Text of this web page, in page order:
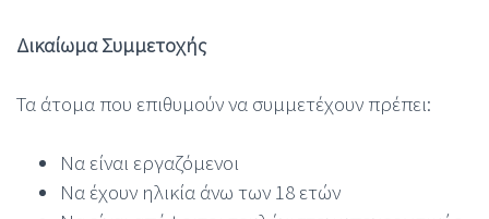
Δικαίωμα Συμμετοχής
Τα άτομα που επιθυμούν να συμμετέχουν πρέπει:
Να είναι εργαζόμενοι
Να έχουν ηλικία άνω των 18 ετών